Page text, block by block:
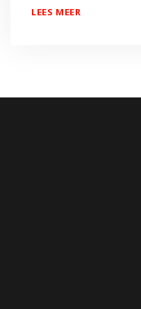
LEES MEER